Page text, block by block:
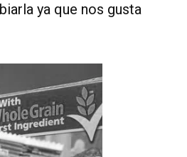
ya que nos gusta